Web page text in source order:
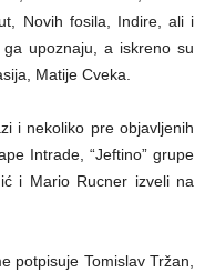
Novih fosila, Indire, ali i
upoznaju, a iskreno su
Matije Cveka.
i nekoliko pre objavljenih
Intrade, “Jeftino” grupe
i Mario Rucner izveli na
potpisuje Tomislav Tržan,